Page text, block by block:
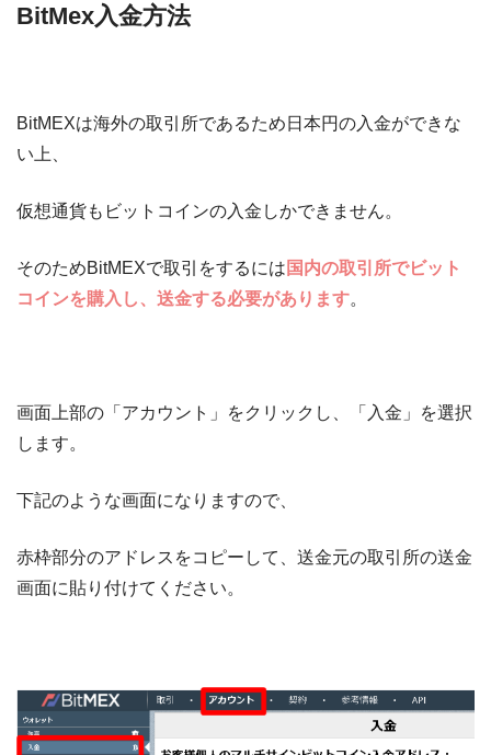
BitMex入金方法
BitMEXは海外の取引所であるため日本円の入金ができな
い上、
仮想通貨もビットコインの入金しかできません。
そのためBitMEXで取引をするには 国内の取引所でビット
コインを購入し、送金する必要があります。
画面上部の「アカウント」をクリックし、「入金」を選択
します。
下記のような画面になりますので、
赤枠部分のアドレスをコピーして、送金元の取引所の送金
画面に貼り付けてください。